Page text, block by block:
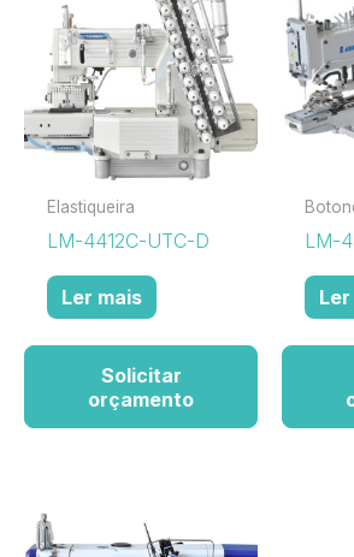
Elastiqueira
LM-4412C-UTC-D
Ler mais
Solicitar
orçamento
LM-